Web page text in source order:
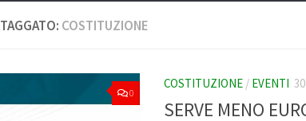
TAGGATO: COSTITUZIONE
0
COSTITUZIONE / EVENTI
SERVE MENO